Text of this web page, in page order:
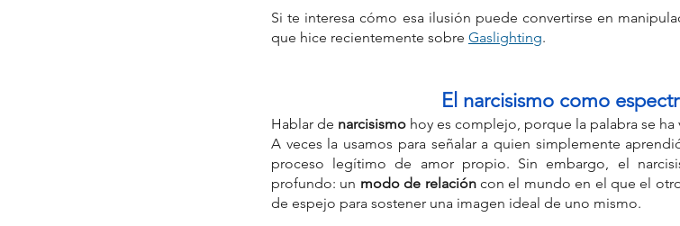
Si te interesa cómo esa ilusión puede convertirse en
que hice recientemente sobre Gaslighting.
El narcisismo como
Hablar de narcisismo hoy es complejo, porque la palabra se
A veces la usamos para señalar a quien simplemente
proceso legítimo de amor propio. Sin embargo, el
profundo: un modo de relación con el mundo en el que el
de espejo para sostener una imagen ideal de uno mismo.